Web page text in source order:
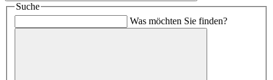
Suche
Was möchten Sie finden?